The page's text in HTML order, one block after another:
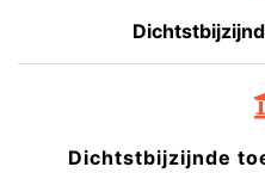
Dichtstbijzijnde